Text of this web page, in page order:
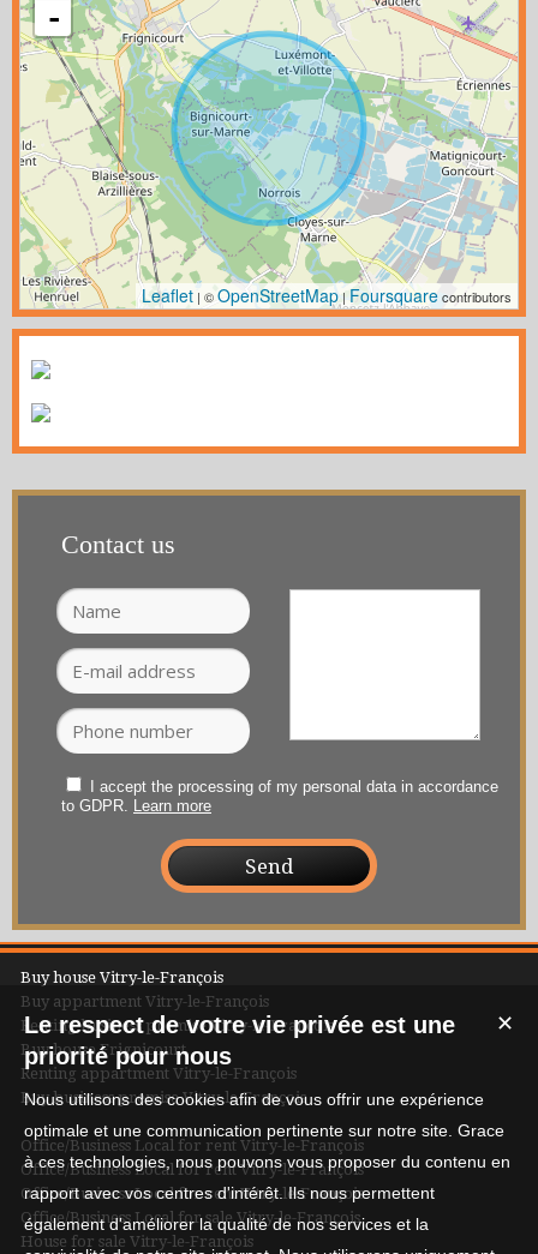
-
Leaflet | ©OpenStreetMap | Foursquarecontributors
Contact us
I accept the processing of my personal data in accordance
to GDPR. Learn more
Buy house Vitry-le-François
Buy appartment Vitry-le-François
Renting business premise Vitry-le-François
Buy house Frignicourt
Renting appartment Vitry-le-François
Buy business premise Vitry-le-François
Office/Business Local for rent Vitry-le-François
Office/Business Local for rent Vitry-le-François
Office/Business Local for rent Vitry-le-François
Office/Business Local for sale Vitry-le-François
House for sale Vitry-le-François
✕
Le respect de votre vie privée est une
priorité pour nous
Nous utilisons des cookies afin de vous offrir une expérience
optimale et une communication pertinente sur notre site. Grace
à ces technologies, nous pouvons vous proposer du contenu en
rapport avec vos centres d'intérêt. Ils nous permettent
également d'améliorer la qualité de nos services et la